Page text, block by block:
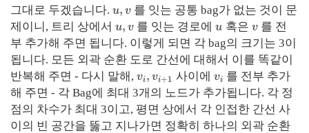
그대로 두겠습니다. u, v 를 잇는 공통 bag가 없는 것이 문
제이니, 트리 상에서 u, v 를 잇는 경로에u 혹은 v 를 전
부 추가해 주면 됩니다. 이렇게 되면 각 bag의 크기는 3이
됩니다. 모든 외곽 순환 도로 간선에 대해서 이를 똑같이
반복해 주면 - 다시 말해, vi, vi+1 사이에 vi 를 전부 추가
해 주면 - 각 Bag에 최대 3개의 노드가 추가됩니다. 각 정
점의 차수가 최대 3이고, 평면 상에서 각 인접한 간선 사
이의 빈 공간을 뚫고 지나가면 정확히 하나의 외곽 순환